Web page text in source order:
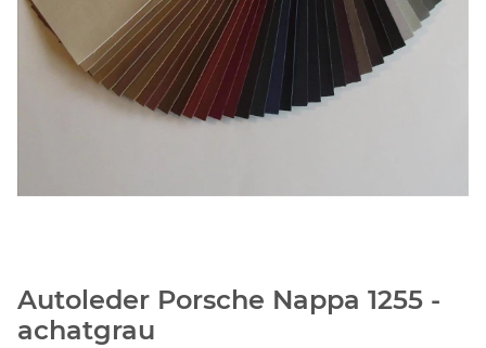
Autoleder Porsche Nappa 1255 -
achatgrau